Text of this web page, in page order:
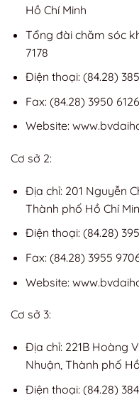
Hồ Chí Minh
Tổng đài chăm sóc
7178
Điện thoại: (84.28)
Fax: (84.28) 3950 6126
Website:
Cơ sở 2:
Địa chỉ: 201 Nguyễn
Thành phố Hồ Chí
Điện thoại: (84.28)
Fax: (84.28) 3955
Website:
Cơ sở 3:
Địa chỉ: 221B Hoàng
Nhuận, Thành phố
Điện thoại: (84.28)